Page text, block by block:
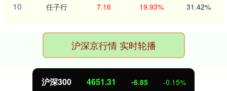
10 任子行 7.16 19.93% 31.42%
沪深京行情 实时轮播
沪深300 4651.31 -6.85 -0.15%